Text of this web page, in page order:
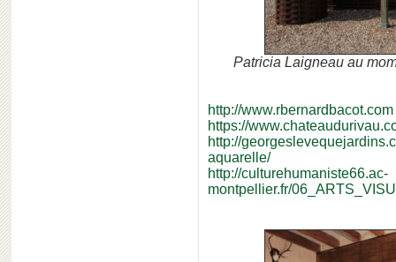
Patricia Laigneau au
http://www.rbernardbacot.com
https://
http://
aquarelle/
http://culturehumaniste66.ac-
montpellier.fr/